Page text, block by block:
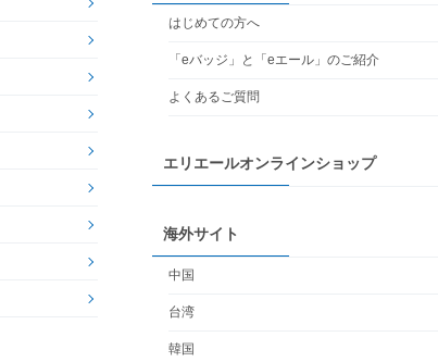
はじめての方へ
「eバッジ」と「eエール」のご紹介
よくあるご質問
エリエールオンラインショップ
海外サイト
中国
台湾
韓国